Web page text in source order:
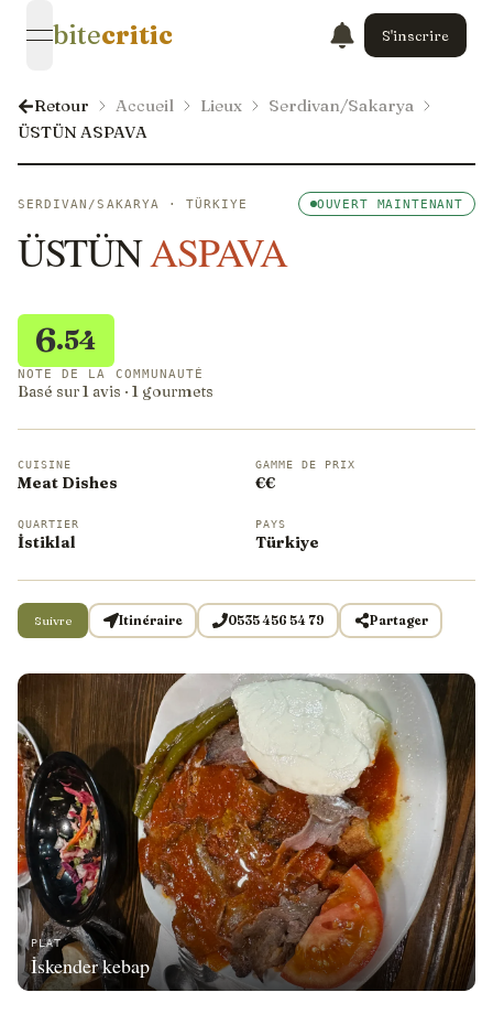
open navigation menu
bitecritic S'inscrire
Retour Accueil Lieux
Serdivan/Sakarya
ÜSTÜN ASPAVA
PLAT
İskender kebap
SERDIVAN/SAKARYA · TÜRKIYE OUVERT MAINTENANT
ÜSTÜNASPAVA
6.54
NOTE DE LA COMMUNAUTÉ
Basé sur 1 avis · 1 gourmets
CUISINE
Meat Dishes
GAMME DE PRIX
€€
QUARTIER
İstiklal
PAYS
Türkiye
Suivre Itinéraire 0535 456 54 79 Partager